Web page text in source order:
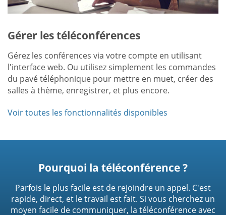
Gérer les téléconférences
Gérez les conférences via votre compte en utilisant
l'interface web. Ou utilisez simplement les commandes
du pavé téléphonique pour mettre en muet, créer des
salles à thème, enregistrer, et plus encore.
Voir toutes les fonctionnalités disponibles
Pourquoi la téléconférence ?
Parfois le plus facile est de rejoindre un appel. C'est
rapide, direct, et le travail est fait. Si vous cherchez un
moyen facile de communiquer, la téléconférence avec